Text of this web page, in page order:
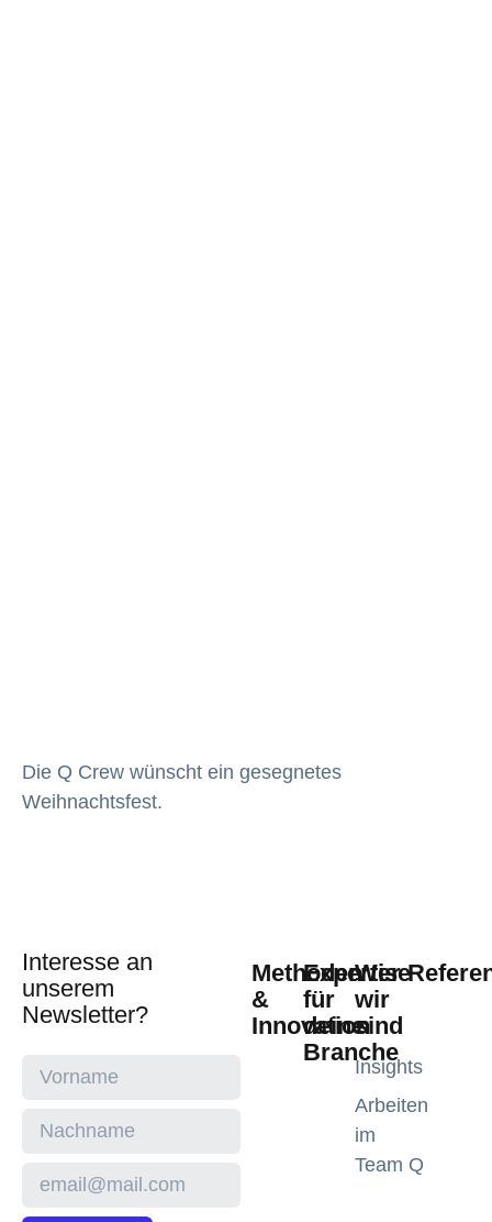
Die Q Crew wünscht ein gesegnetes
Weihnachtsfest.
Interesse an
unserem
Newsletter?
Methoden
&
Innovation
Expertise
für
deine
Branche
Wer
wir
sind
Insights
Arbeiten
im
Team Q